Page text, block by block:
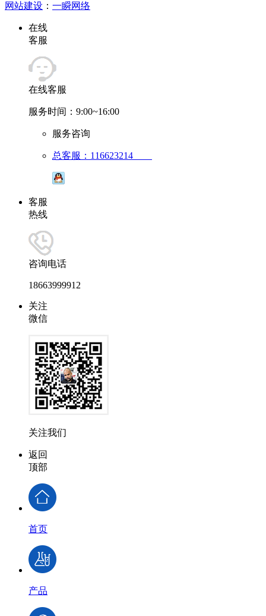
网站建设 ： 一瞬网络
在线
客服
在线客服
服务时间：9:00~16:00
服务咨询
总客服：116623214
客服
热线
咨询电话
18663999912
关注
微信
关注我们
返回
顶部
首页
产品